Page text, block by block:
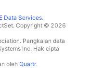
Data Services.
Copyright © 2026
Pangkalan data
Inc. Hak cipta
oleh Quartr.